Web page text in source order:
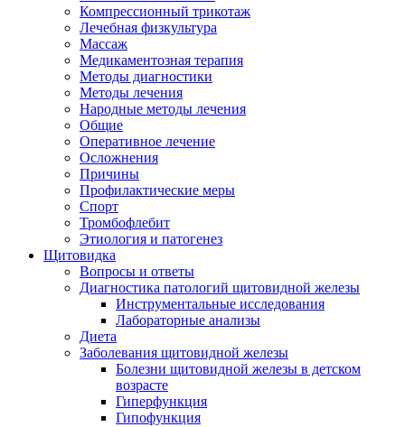
Компрессионный трикотаж
Лечебная физкультура
Массаж
Медикаментозная терапия
Методы диагностики
Методы лечения
Народные методы лечения
Общие
Оперативное лечение
Осложнения
Причины
Профилактические меры
Спорт
Тромбофлебит
Этиология и патогенез
Щитовидка
Вопросы и ответы
Диагностика патологий щитовидной железы
Инструментальные исследования
Лабораторные анализы
Диета
Заболевания щитовидной железы
Болезни щитовидной железы в детском
возрасте
Гиперфункция
Гипофункция